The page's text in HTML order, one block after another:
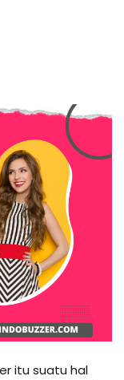
itu suatu hal